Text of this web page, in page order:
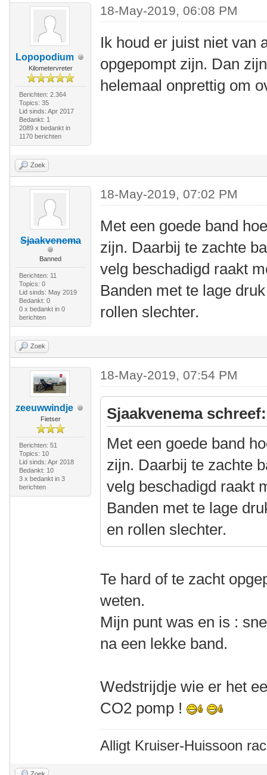
Lopopodium
Kilometervreter
Berichten: 2.364
Topics: 35
Lid sinds: Apr 2017
Bedankt: 1
2089 x bedankt in
1170 berichten
18-May-2019, 06:08 PM
Ik houd er juist niet van
opgepompt zijn. Dan
helemaal onprettig om
Zoek
Sjaakvenema
Banned
Berichten: 11
Topics: 0
Lid sinds: May 2019
Bedankt: 0
0 x bedankt in 0
berichten
18-May-2019, 07:02 PM
Met een goede band
zijn. Daarbij te zachte
velg beschadigd raakt
Banden met te lage
rollen slechter.
Zoek
zeeuwwindje
Fietser
Berichten: 51
Topics: 10
Lid sinds: Apr 2018
Bedankt: 10
3 x bedankt in 3
berichten
18-May-2019, 07:54 PM
Sjaakvenema schreef:
Met een goede band
zijn. Daarbij te zachte
velg beschadigd raakt
Banden met te lage
en rollen slechter.
Te hard of te zacht
weten.
Mijn punt was en is :
na een lekke band.
Wedstrijdje wie er het
CO2 pomp !
Alligt Kruiser-Huissoon